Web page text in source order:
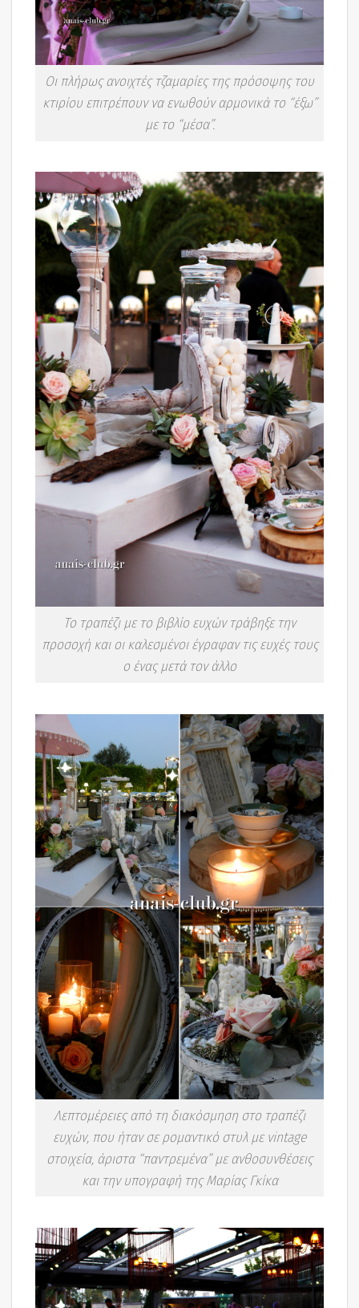
Οι πλήρως ανοιχτές τζαμαρίες της πρόσοψης του
κτιρίου επιτρέπουν να ενωθούν αρμονικά το “έξω”
με το “μέσα”.
Το τραπέζι με το βιβλίο ευχών τράβηξε την
προσοχή και οι καλεσμένοι έγραφαν τις ευχές τους
ο ένας μετά τον άλλο
Λεπτομέρειες από τη διακόσμηση στο τραπέζι
ευχών, που ήταν σε ρομαντικό στυλ με vintage
στοιχεία, άριστα “παντρεμένα” με ανθοσυνθέσεις
και την υπογραφή της Μαρίας Γκίκα